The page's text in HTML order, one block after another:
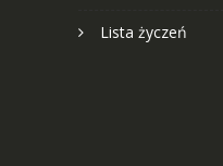
Lista życzeń